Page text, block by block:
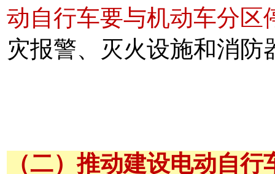
动自行车要与机动车分区
灾报警、灭火设施和消
（二）推动建设电动自